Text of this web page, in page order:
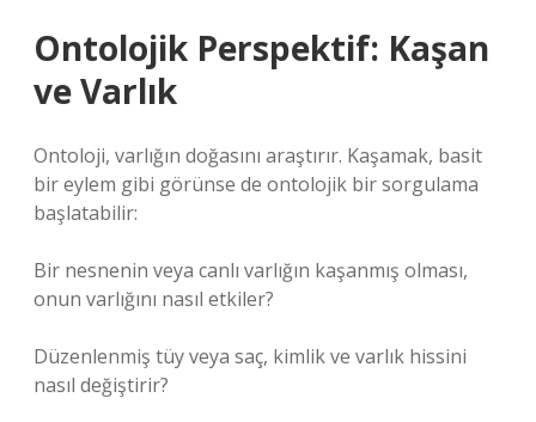
Ontolojik Perspektif: Kaşan
ve Varlık
Ontoloji, varlığın doğasını araştırır. Kaşamak, basit
bir eylem gibi görünse de ontolojik bir sorgulama
başlatabilir:
Bir nesnenin veya canlı varlığın kaşanmış olması,
onun varlığını nasıl etkiler?
Düzenlenmiş tüy veya saç, kimlik ve varlık hissini
nasıl değiştirir?